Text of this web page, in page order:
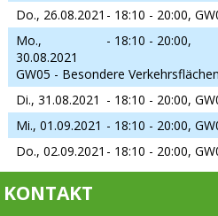
Do., 26.08.2021 - 18:10 - 20:00,
Mo.,
30.08.2021
- 18:10 - 20:00,
GW05 - Besondere
Di., 31.08.2021 - 18:10 - 20:00,
Mi., 01.09.2021 - 18:10 - 20:00,
Do., 02.09.2021 - 18:10 - 20:00,
KONTAKT